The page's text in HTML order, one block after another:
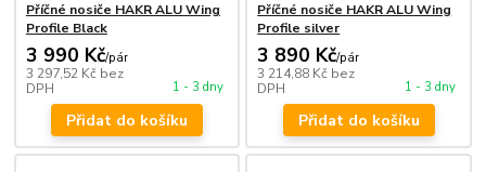
Příčné nosiče HAKR ALU Wing
Profile Black
3 990 Kč/pár
3 297,52 Kč bez
DPH
1 - 3 dny
Přidat do košíku
Příčné nosiče HAKR ALU Wing
Profile silver
3 890 Kč/pár
3 214,88 Kč bez
DPH
1 - 3 dny
Přidat do košíku